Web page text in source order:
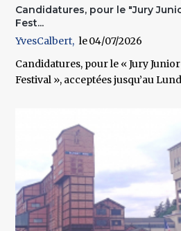
Candidatures, pour le "Jury
Fest...
YvesCalbert
04/07/2026
Candidatures, pour le « Jury
Festival », acceptées jusqu’au